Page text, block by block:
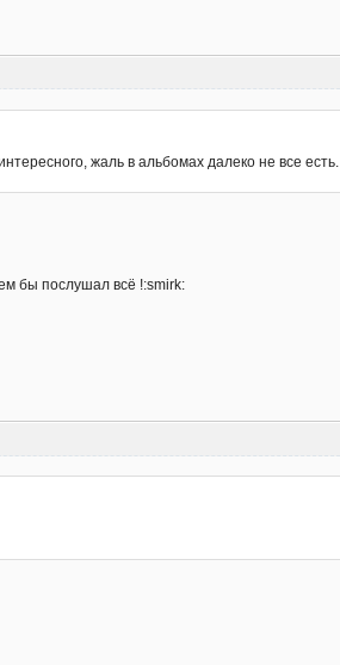
жаль в альбомах далеко не все есть.
бы послушал всё !:smirk: